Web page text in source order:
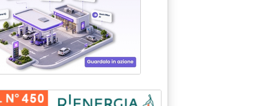
2001 alle 15.25.